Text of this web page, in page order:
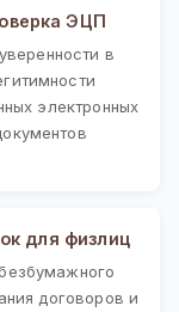
ЭЦП
в
электронных
для физлиц
договоров и